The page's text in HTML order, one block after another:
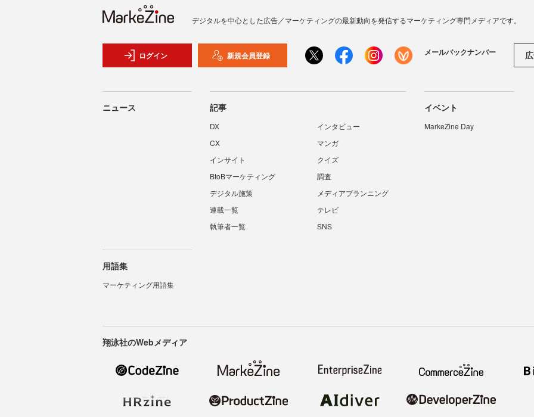
デジタルを中心とした広告／マーケティングの最新動向を発信するマーケティング専門メディアです。
ログイン 新規会員登録 メールバックナンバー
ニュース 記事
DX
インタビュー
CX
マンガ
インサイト
クイズ
BtoBマーケティング
調査
デジタル施策
メディアプランニング
連載一覧
テレビ
執筆者一覧
SNS
イベント
MarkeZine Day
用語集
マーケティング用語集
翔泳社のWebメディア